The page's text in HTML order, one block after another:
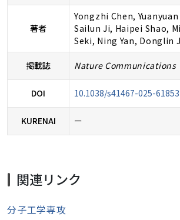
著者
Yongzhi Chen,
Sailun Ji, Haipei Shao,
Seki, Ning Yan, Donglin
掲載誌 Nature Communications
DOI 10.1038/s41467-025-
KURENAI ー
関連リンク
分子工学専攻